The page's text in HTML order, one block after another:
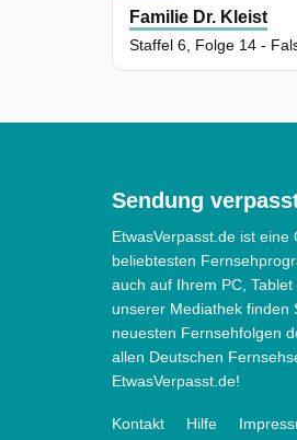
Familie Dr. Kleist
Sendung
EtwasVerpasst.de ist
beliebtesten
auch auf Ihrem PC,
unserer Mediathek finden
neuesten Fernsehfolgen
allen Deutschen
EtwasVerpasst.de!
Kontakt Hilfe